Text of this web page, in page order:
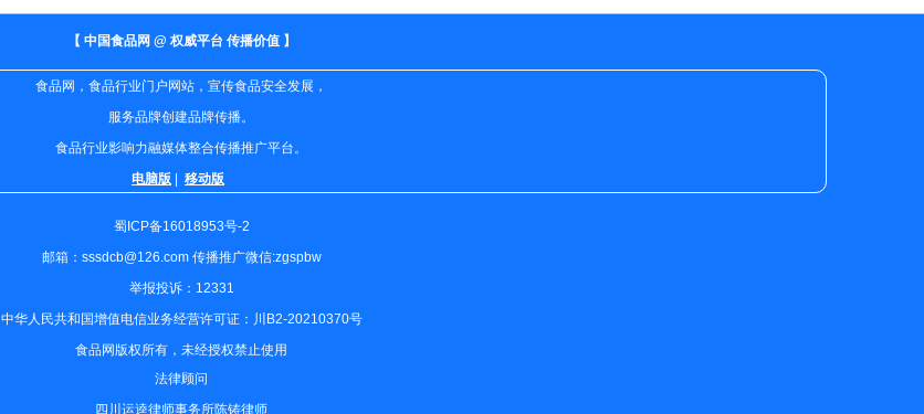
【 中国食品网 @ 权威平台 传播价值 】
食品网，食品行业门户网站，宣传食品安全发展，
服务品牌创建品牌传播。
食品行业影响力融媒体整合传播推广平台。
电脑版| 移动版
蜀ICP备16018953号-2
邮箱：sssdcb@126.com 传播推广微信:zgspbw
举报投诉：12331
中华人民共和国增值电信业务经营许可证：川B2-20210370号
食品网版权所有，未经授权禁止使用
法律顾问
四川运逵律师事务所陈铸律师